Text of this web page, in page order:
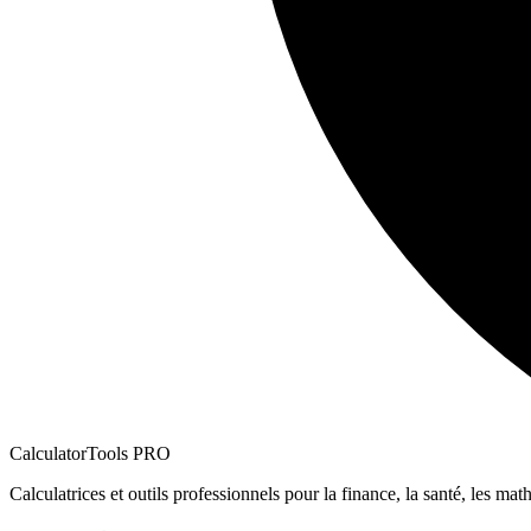
CalculatorTools PRO
Calculatrices et outils professionnels pour la finance, la santé, les